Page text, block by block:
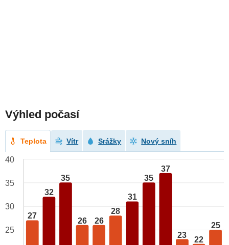
Výhled počasí
Teplota Vítr Srážky Nový sníh
27
32
35
26 26
28
31
35
37
23
22
25
40
35
30
25